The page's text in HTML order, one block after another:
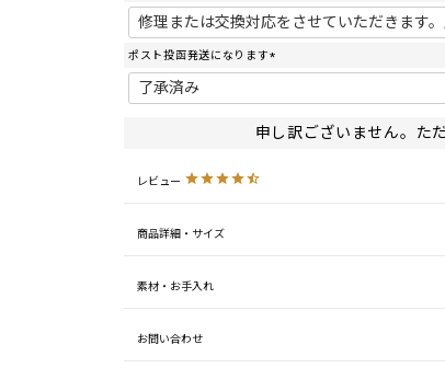
(
ポスト投函発送になります
(
須
)
申し訳ございません。た
レビュー
商品詳細・サイズ
素材・お手入れ
お問い合わせ